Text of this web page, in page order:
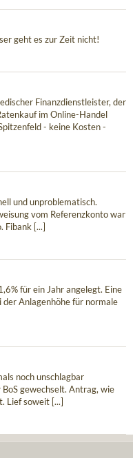
geht es zur Zeit nicht!
Finanzdienstleister, der
im Online-Handel
- keine Kosten -
und unproblematisch.
vom Referenzkonto war
[...]
für ein Jahr angelegt. Eine
der Anlagenhöhe für normale
noch unschlagbar
gewechselt. Antrag, wie
Lief soweit [...]